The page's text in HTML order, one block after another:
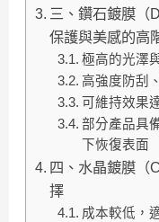
三、鑽石鍍膜（
保護與美感的高
極高的光澤
高強度防刮
可維持效果
部分產品具
下恢復表面
四、水晶鍍膜（
擇
成本較低，